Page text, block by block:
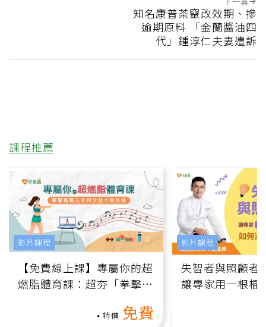
知名康普茶竄改效期、摻
逾期原料 「金蘭醬油四
代」鍾淳仁夫妻遭訴
課程推薦
【免費線上課】專屬你的超
燃脂體育課：超夯「拳擊有
特價 免費
影片課程
失智者與照顧者
讓專家用一根棍
影片課程